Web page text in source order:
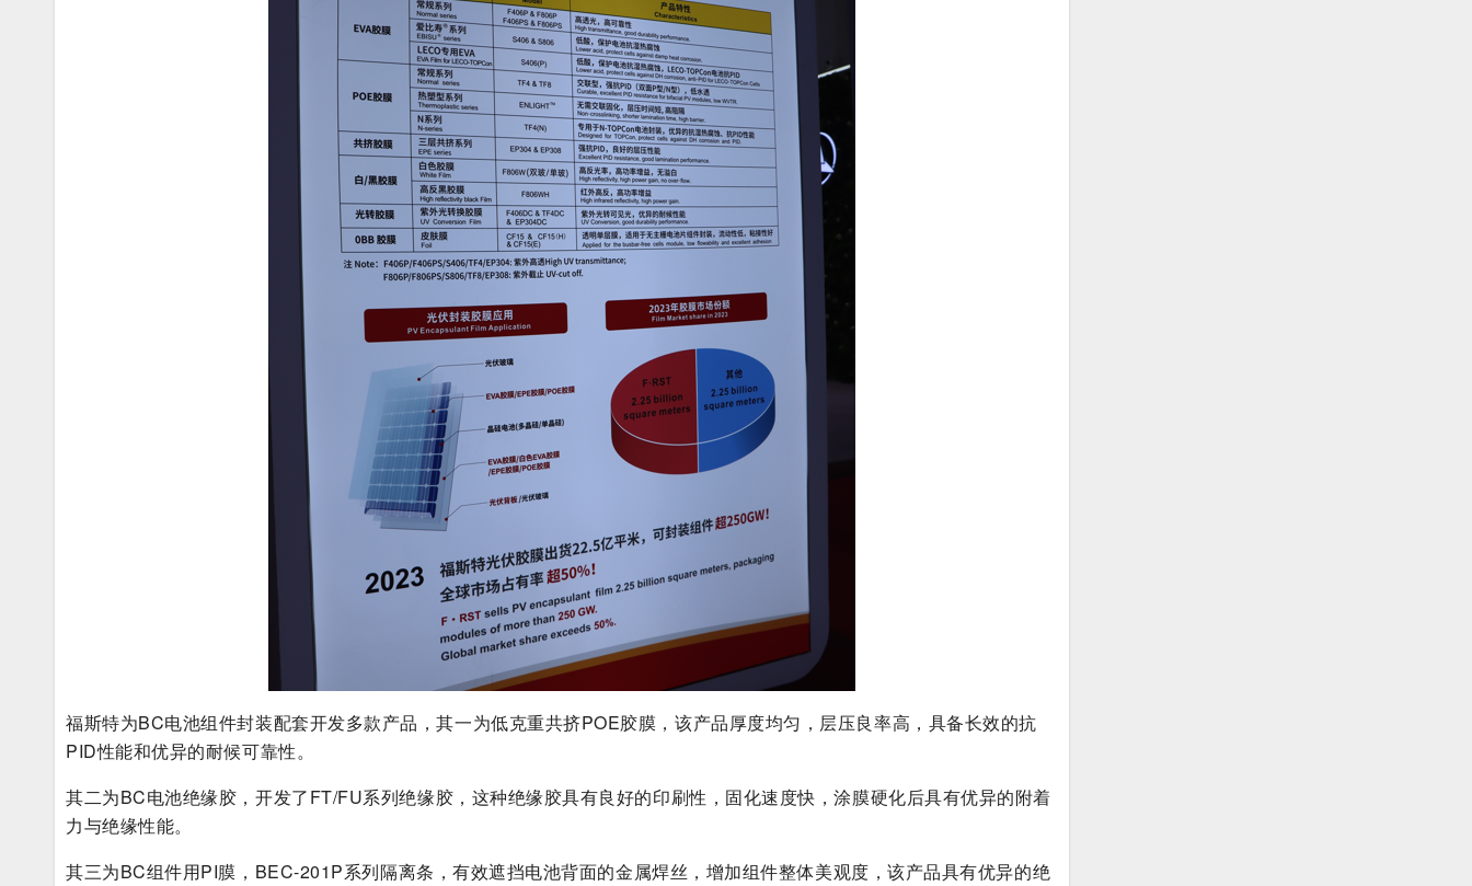
福斯特为BC电池组件封装配套开发多款产品，其一为低克重共挤POE胶膜，该产品厚度均匀，层压良率高，具备长效的抗
PID性能和优异的耐候可靠性。
其二为BC电池绝缘胶，开发了FT/FU系列绝缘胶，这种绝缘胶具有良好的印刷性，固化速度快，涂膜硬化后具有优异的附着
力与绝缘性能。
其三为BC组件用PI膜，BEC-201P系列隔离条，有效遮挡电池背面的金属焊丝，增加组件整体美观度，该产品具有优异的绝